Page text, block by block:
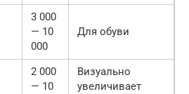
3 000
— 10
000
Для обуви
2 000
— 10
Визуально
увеличивает